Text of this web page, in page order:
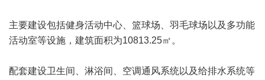
主要建设包括健身活动中心、篮球场、羽毛球场以及多功能
活动室等设施，建筑面积为10813.25㎡。
配套建设卫生间、淋浴间、空调通风系统以及给排水系统等